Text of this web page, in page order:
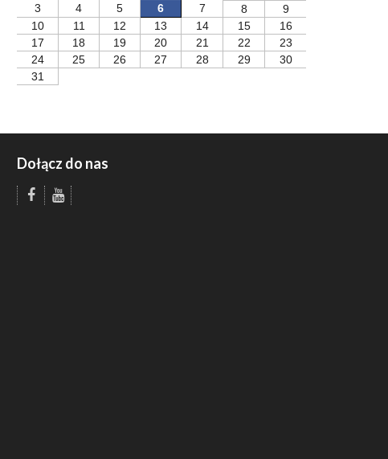
3
4 5 6 7 8
9
10
11 12 13 14 15
16
17
18 19 20 21 22
23
24
25 26 27 28 29
30
31
Dołącz do nas